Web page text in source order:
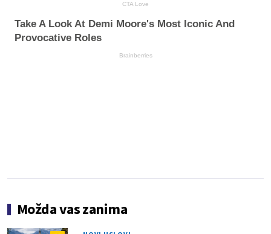
CTA Love
Take A Look At Demi Moore's Most Iconic And
Provocative Roles
Brainberries
Možda vas zanima